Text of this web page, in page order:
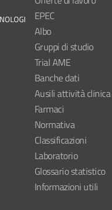
EPEC
Albo
Gruppi di studio
Trial AME
Banche dati
Ausili attività clinica
Farmaci
Normativa
Classificazioni
Laboratorio
Glossario statistico
Informazioni utili